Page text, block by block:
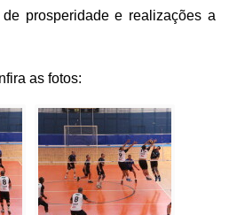
prosperidade e realizações a
as fotos: